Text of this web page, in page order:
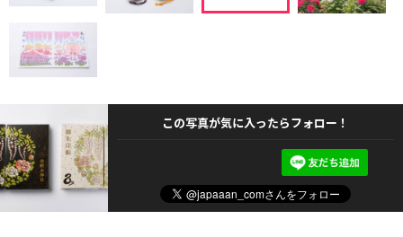
この写真が気に入ったらフォロー！